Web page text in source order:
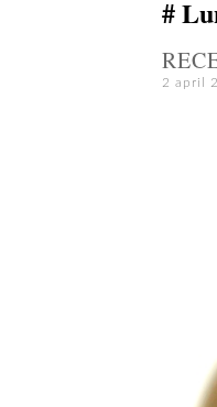
2 april